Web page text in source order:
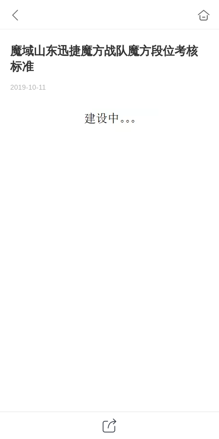
魔域山东迅捷魔方战队魔方段位考核
标准
2019-10-11